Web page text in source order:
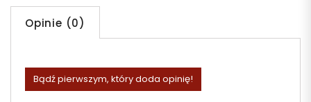
Opinie (0)
Bądź pierwszym, który doda opinię!